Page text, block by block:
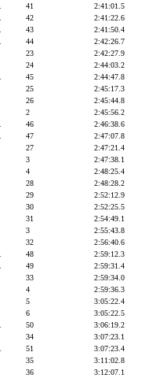
41 2:41:01.5
42 2:41:22.6
43 2:41:50.4
44 2:42:26.7
23 2:42:27.9
24 2:44:03.2
45 2:44:47.8
25 2:45:17.3
26 2:45:44.8
2 2:45:56.2
46 2:46:38.6
47 2:47:07.8
27 2:47:21.4
3 2:47:38.1
4 2:48:25.4
28 2:48:28.2
29 2:52:12.9
30 2:52:25.5
31 2:54:49.1
3 2:55:43.8
32 2:56:40.6
48 2:59:12.3
49 2:59:31.4
33 2:59:34.0
4 2:59:36.3
5 3:05:22.4
6 3:05:22.5
50 3:06:19.2
34 3:07:23.1
51 3:07:23.4
35 3:11:02.8
36 3:12:07.1